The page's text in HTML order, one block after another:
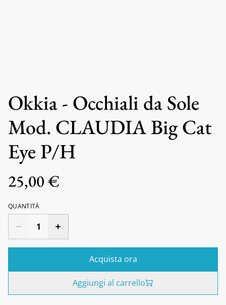
Okkia - Occhiali da Sole
Mod. CLAUDIA Big Cat
Eye P/H
25,00 €
QUANTITÀ
Acquista ora
Aggiungi al carrello